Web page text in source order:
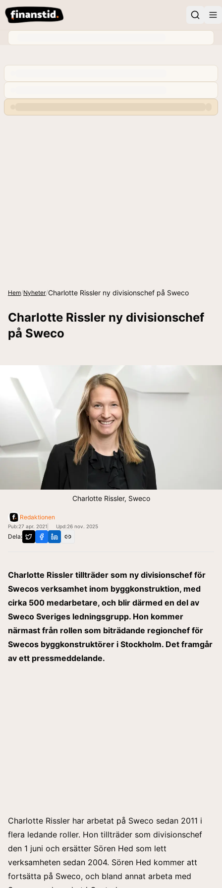
Hem/Nyheter/Charlotte Rissler ny divisionschef på Sweco
Charlotte Rissler ny divisionschef
på Sweco
Charlotte Rissler, Sweco
Redaktionen
Pub:27 apr. 2021 Upd:26 nov. 2025
Dela:
Charlotte Rissler tillträder som ny divisionschef för
Swecos verksamhet inom byggkonstruktion, med
cirka 500 medarbetare, och blir därmed en del av
Sweco Sveriges ledningsgrupp. Hon kommer
närmast från rollen som biträdande regionchef för
Swecos byggkonstruktörer i Stockholm. Det framgår
av ett pressmeddelande.
Charlotte Rissler har arbetat på Sweco sedan 2011 i
flera ledande roller. Hon tillträder som divisionschef
den 1 juni och ersätter Sören Hed som lett
verksamheten sedan 2004. Sören Hed kommer att
fortsätta på Sweco, och bland annat arbeta med